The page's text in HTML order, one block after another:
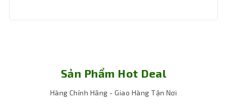
Sản Phẩm Hot Deal
Hàng Chính Hãng - Giao Hàng Tận Nơi